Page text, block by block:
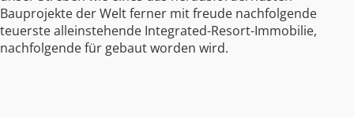
Bauprojekte der Welt ferner mit freude nachfolgende
teuerste alleinstehende Integrated-Resort-Immobilie,
nachfolgende für gebaut worden wird.